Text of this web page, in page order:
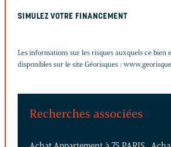
SIMULEZ VOTRE FINANCEMENT
Les informations sur les risques auxquels ce bien
disponibles sur le site Géorisques :
Recherches associées